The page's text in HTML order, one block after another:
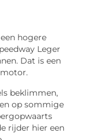
hogere
Leger
Dat is een
beklimmen,
op sommige
rijder hier een